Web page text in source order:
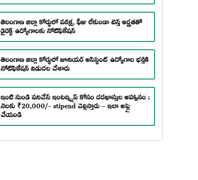
తెలంగాణ జిల్లా కోర్టులో పరీక్ష, ఫీజు లేకుండా టెన్త్ అర్హతతో
డైరెక్ట్ ఉద్యోగాలకు నోటిఫికేషన్
తెలంగాణ జిల్లా కోర్టులో జూనియర్ అసిస్టెంట్ ఉద్యోగాల భర్తీకి
నోటిఫికేషన్ విడుదల చేశారు
ఇంటి నుండి పనిచేసే ఇంటర్న్షిప్ కోసం దరఖాస్తుల ఆహ్వానం :
నెలకు ₹20,000/- stipend చెల్లిస్తారు – ఇలా అప్లై
చేయండి